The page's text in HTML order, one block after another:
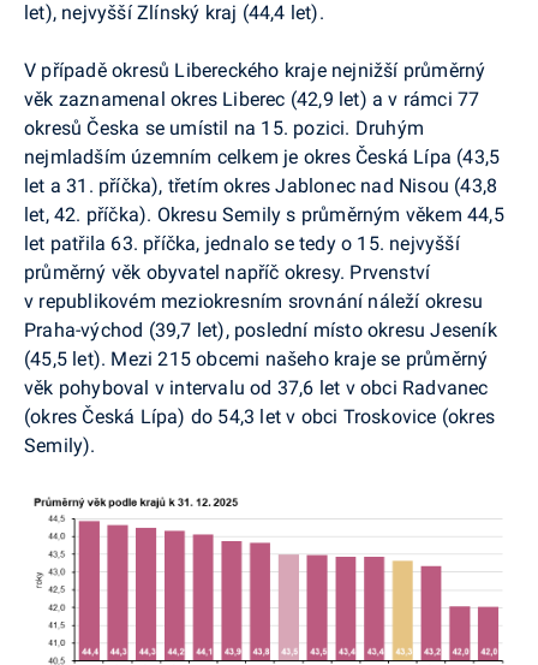
let), nejvyšší Zlínský kraj (44,4 let).
V případě okresů Libereckého kraje nejnižší průměrný
věk zaznamenal okres Liberec (42,9 let) a v rámci 77
okresů Česka se umístil na 15. pozici. Druhým
nejmladším územním celkem je okres Česká Lípa (43,5
let a 31. příčka), třetím okres Jablonec nad Nisou (43,8
let, 42. příčka). Okresu Semily s průměrným věkem 44,5
let patřila 63. příčka, jednalo se tedy o 15. nejvyšší
průměrný věk obyvatel napříč okresy. Prvenství
v republikovém meziokresním srovnání náleží okresu
Praha-východ (39,7 let), poslední místo okresu Jeseník
(45,5 let). Mezi 215 obcemi našeho kraje se průměrný
věk pohyboval v intervalu od 37,6 let v obci Radvanec
(okres Česká Lípa) do 54,3 let v obci Troskovice (okres
Semily).